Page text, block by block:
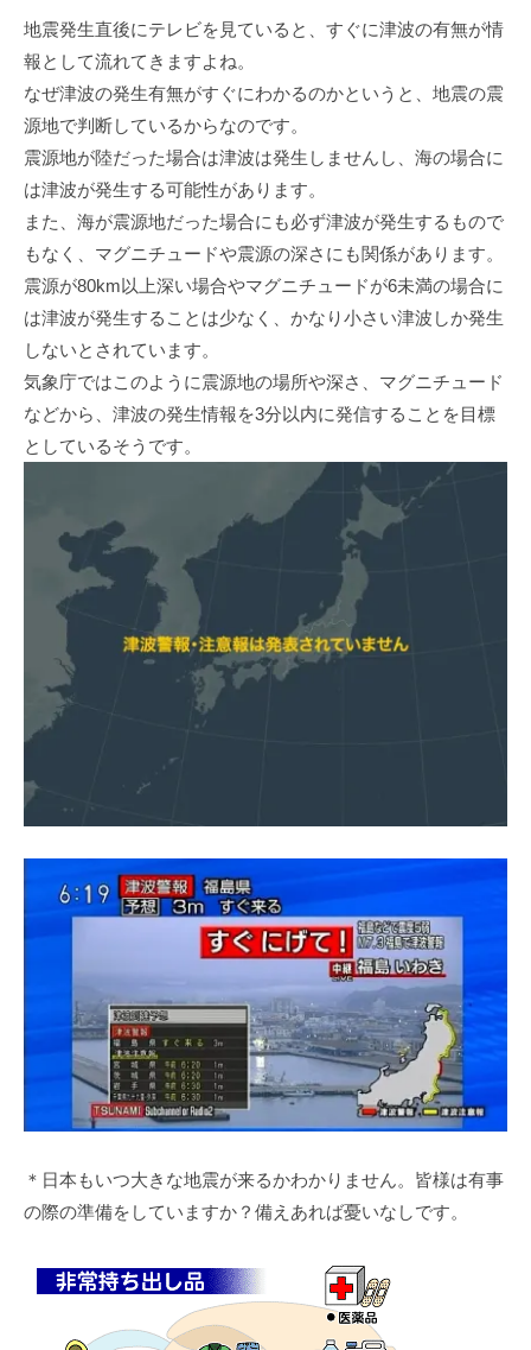
地震発生直後にテレビを見ていると、すぐに津波の有無が情
報として流れてきますよね。
なぜ津波の発生有無がすぐにわかるのかというと、地震の震
源地で判断しているからなのです。
震源地が陸だった場合は津波は発生しませんし、海の場合に
は津波が発生する可能性があります。
また、海が震源地だった場合にも必ず津波が発生するもので
もなく、マグニチュードや震源の深さにも関係があります。
震源が80km以上深い場合やマグニチュードが6未満の場合に
は津波が発生することは少なく、かなり小さい津波しか発生
しないとされています。
気象庁ではこのように震源地の場所や深さ、マグニチュード
などから、津波の発生情報を3分以内に発信することを目標
としているそうです。
＊日本もいつ大きな地震が来るかわかりません。皆様は有事
の際の準備をしていますか？備えあれば憂いなしです。